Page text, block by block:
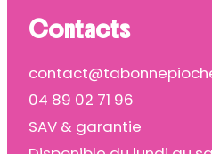
Contacts
04 89 02 71 96
SAV & garantie